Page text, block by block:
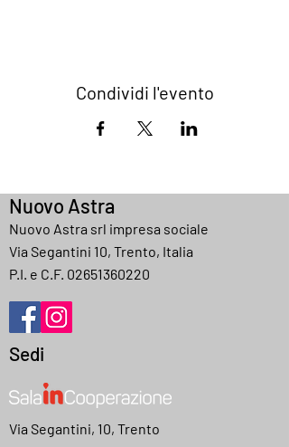
Condividi l'evento
Nuovo Astra
Nuovo Astra srl impresa sociale
Via Segantini 10, Trento, Italia
P.I. e C.F. 02651360220
Sedi
Via Segantini, 10, Trento